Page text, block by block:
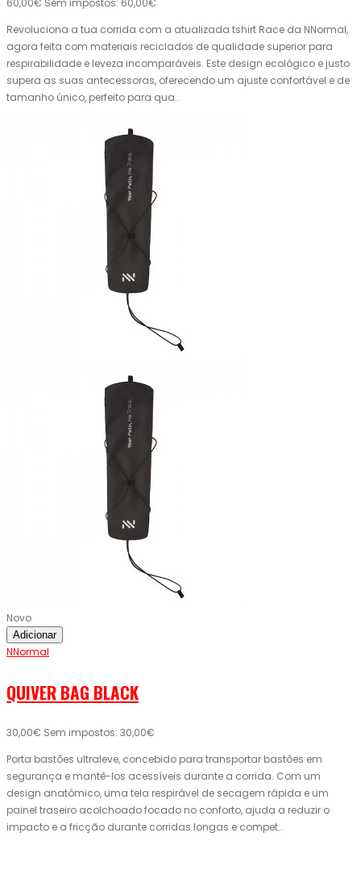
60,00€ Sem impostos: 60,00€
Revoluciona a tua corrida com a atualizada tshirt Race da NNormal,
agora feita com materiais reciclados de qualidade superior para
respirabilidade e leveza incomparáveis. Este design ecológico e justo
supera as suas antecessoras, oferecendo um ajuste confortável e de
tamanho único, perfeito para qua..
Novo
Adicionar
NNormal
QUIVER BAG BLACK
30,00€ Sem impostos: 30,00€
Porta bastões ultraleve, concebido para transportar bastões em
segurança e mantê-los acessíveis durante a corrida. Com um
design anatómico, uma tela respirável de secagem rápida e um
painel traseiro acolchoado focado no conforto, ajuda a reduzir o
impacto e a fricção durante corridas longas e compet..